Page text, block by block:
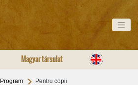
Magyar társulat
Program Pentru copii